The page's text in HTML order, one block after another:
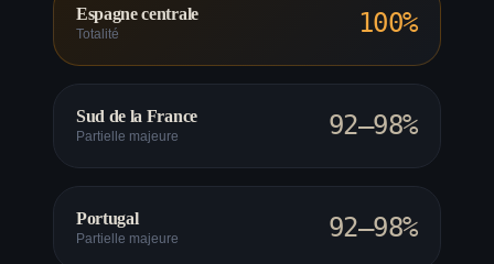
Espagne centrale
Totalité 100%
Sud de la France
Partielle majeure 92–98%
Portugal
Partielle majeure 92–98%